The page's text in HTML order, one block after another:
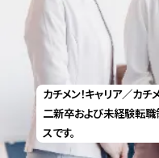
カチメン！キャリア／カ
二新卒および未経験転
スです。